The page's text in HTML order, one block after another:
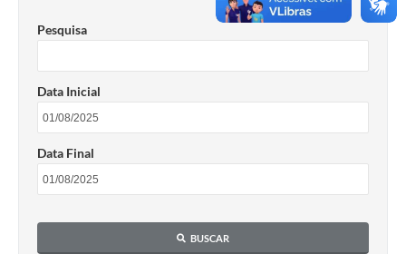
Pesquisa
Data Inicial
Data Final
BUSCAR